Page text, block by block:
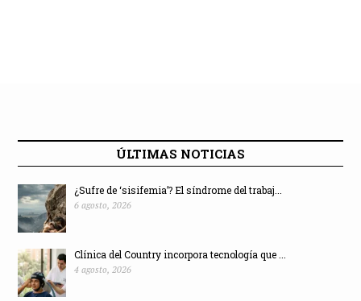
ÚLTIMAS NOTICIAS
¿Sufre de ‘sisifemia’? El síndrome del trabaj...
6 agosto, 2026
Clínica del Country incorpora tecnología que ...
4 agosto, 2026